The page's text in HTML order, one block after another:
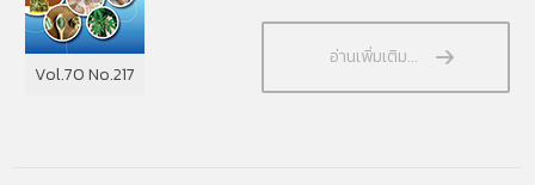
Vol.70 No.217
อ่านเพิ่มเติม...